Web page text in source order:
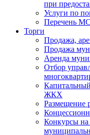
при
Услуги по
Перечень
Торги
Продажа,
Продажа
Аренда
Отбор
ЖКХ
Размещение
Конкурсы на